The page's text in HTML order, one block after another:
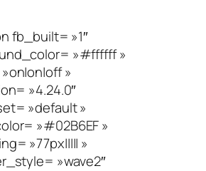
fb_built= »1″
»#ffffff »
»
»4.24.0″
»default »
»#02B6EF »
»77px||||| »
»wave2″